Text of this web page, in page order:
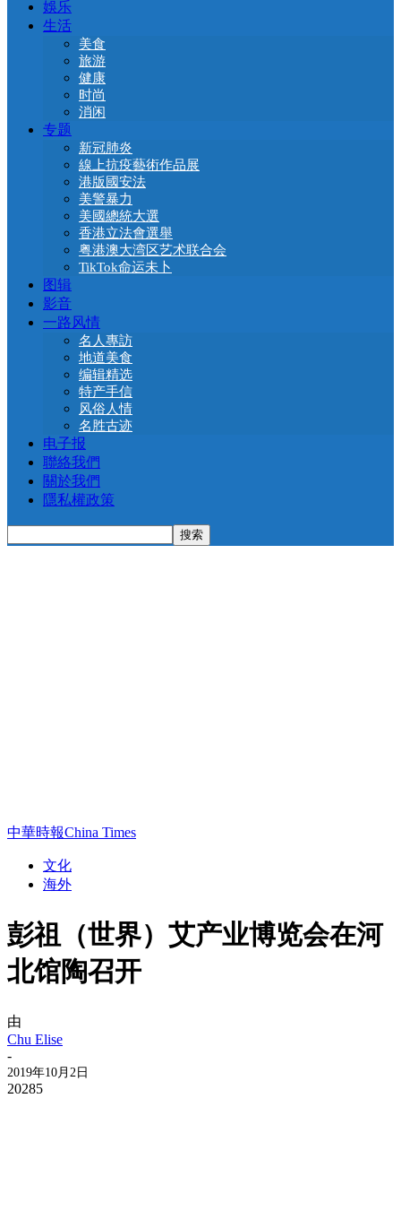
娛乐
生活
美食
旅游
健康
时尚
消闲
专题
新冠肺炎
線上抗疫藝術作品展
港版國安法
美警暴力
美國總統大選
香港立法會選舉
粤港澳大湾区艺术联合会
TikTok命运未卜
图辑
影音
一路风情
名人專訪
地道美食
编辑精选
特产手信
风俗人情
名胜古迹
电子报
聯絡我們
關於我們
隱私權政策
中華時報China Times
文化
海外
彭祖（世界）艾产业博览会在河
北馆陶召开
由
Chu Elise
-
2019年10月2日
20285